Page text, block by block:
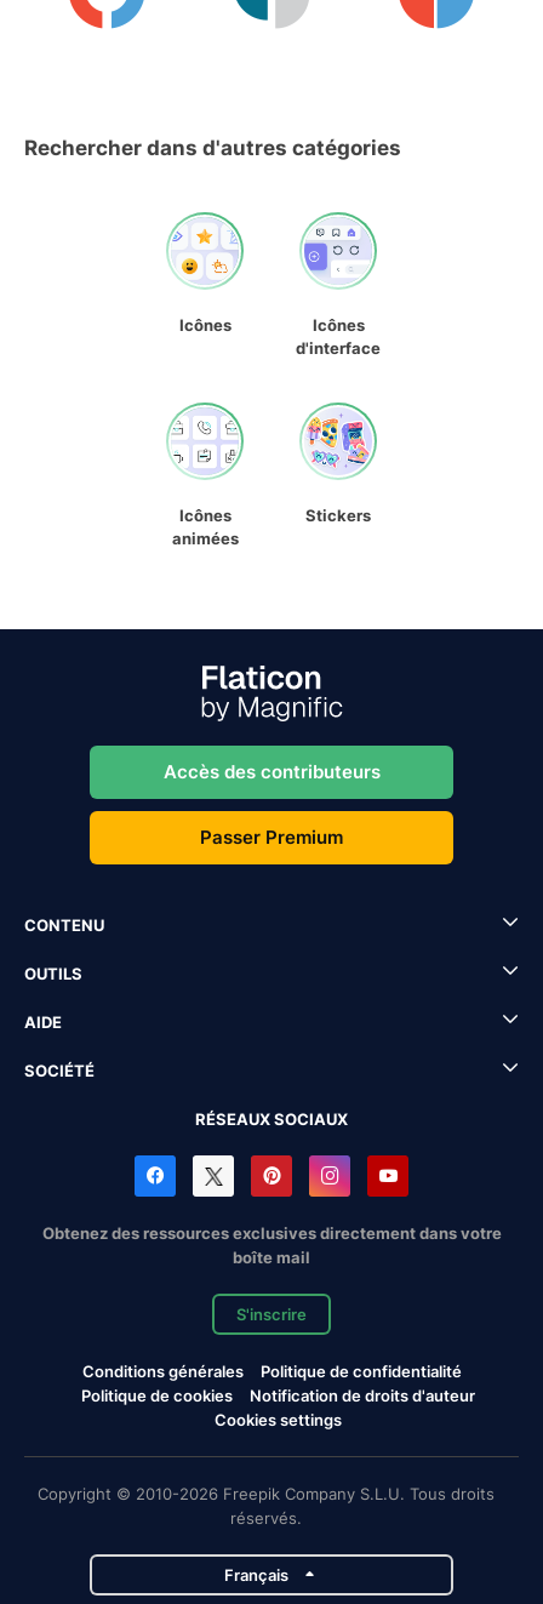
Rechercher dans d'autres catégories
Icônes
Icônes
d'interface
Icônes
animées
Stickers
Accès des contributeurs
Passer Premium
CONTENU
OUTILS
AIDE
SOCIÉTÉ
RÉSEAUX SOCIAUX
Obtenez des ressources exclusives directement dans votre
boîte mail
S'inscrire
Conditions générales
Politique de confidentialité
Politique de cookies
Notification de droits d'auteur
Cookies settings
Copyright © 2010-2026 Freepik Company S.L.U. Tous droits
réservés.
Français